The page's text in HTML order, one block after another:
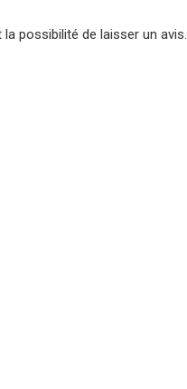
possibilité de laisser un avis.